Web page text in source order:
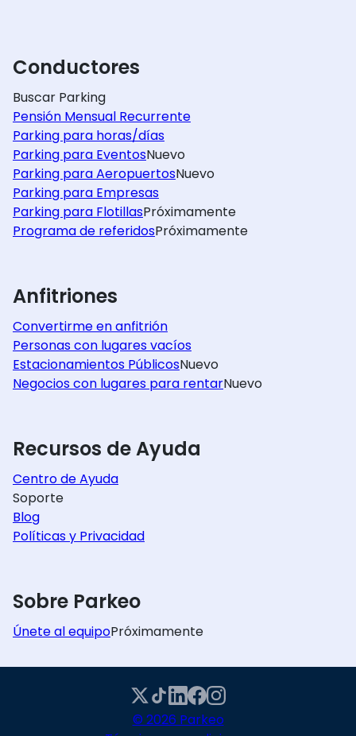
Conductores
Buscar Parking
Pensión Mensual Recurrente
Parking para horas/días
Parking para EventosNuevo
Parking para AeropuertosNuevo
Parking para Empresas
Parking para FlotillasPróximamente
Programa de referidosPróximamente
Anfitriones
Convertirme en anfitrión
Personas con lugares vacíos
Estacionamientos PúblicosNuevo
Negocios con lugares para rentarNuevo
Recursos de Ayuda
Centro de Ayuda
Soporte
Blog
Políticas y Privacidad
Sobre Parkeo
Únete al equipoPróximamente
© 2026 Parkeo